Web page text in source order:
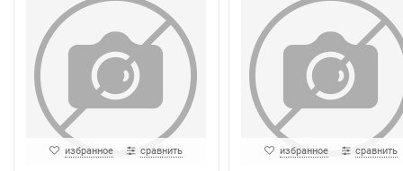
избранное сравнить избранное сравнить